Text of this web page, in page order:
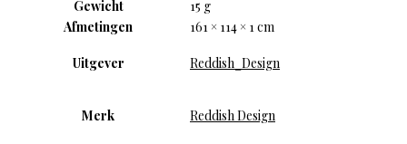
Gewicht
15 g
Afmetingen
161 × 114 × 1 cm
Uitgever Reddish_Design
Merk Reddish Design